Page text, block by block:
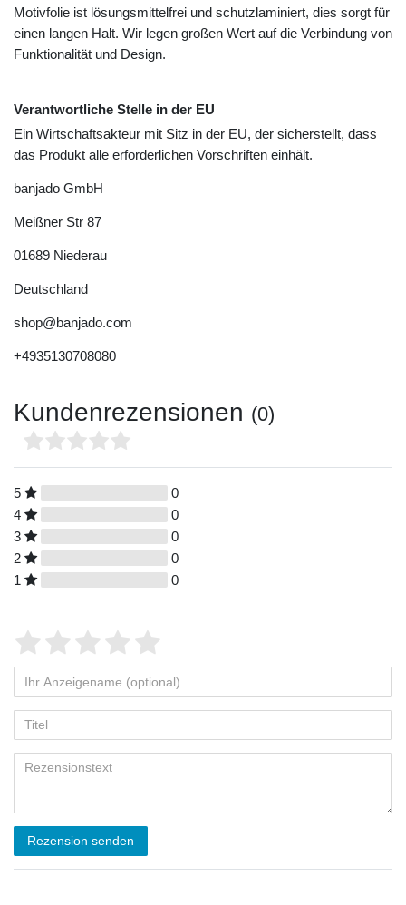
Motivfolie ist lösungsmittelfrei und schutzlaminiert, dies sorgt für
einen langen Halt. Wir legen großen Wert auf die Verbindung von
Funktionalität und Design.
Verantwortliche Stelle in der EU
Ein Wirtschaftsakteur mit Sitz in der EU, der sicherstellt, dass
das Produkt alle erforderlichen Vorschriften einhält.
banjado GmbH
Meißner Str 87
01689 Niederau
Deutschland
shop@banjado.com
+4935130708080
Kundenrezensionen (0)
5
0
4
0
3
0
2
0
1
0
Rezension senden